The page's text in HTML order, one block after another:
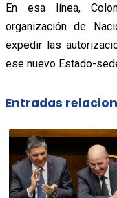
En esa línea,
organización de
expedir las
ese nuevo Estado-
Entradas